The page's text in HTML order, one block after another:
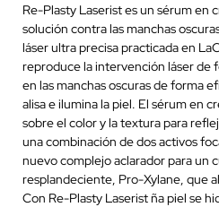
Re-Plasty Laserist es un sérum en
solución contra las manchas
láser ultra precisa practicada en
reproduce la intervención láser de
en las manchas oscuras de forma
alisa e ilumina la piel. El sérum en
sobre el color y la textura para
una combinación de dos activos
nuevo complejo aclarador para un
resplandeciente, Pro-Xylane, que
Con Re-Plasty Laserist ña piel se